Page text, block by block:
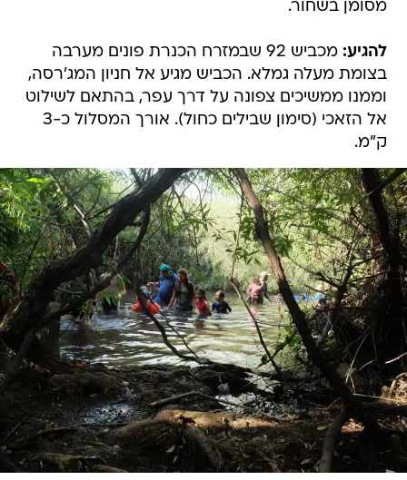
מסומן בשחור.
להגיע:
מכביש 92 שבמזרח הכנרת פונים מערבה
בצומת מעלה גמלא. הכביש מגיע אל חניון המג'רסה,
וממנו ממשיכים צפונה על דרך עפר, בהתאם לשילוט
אל הזאכי (סימון שבילים כחול). אורך המסלול כ-3
ק"מ.